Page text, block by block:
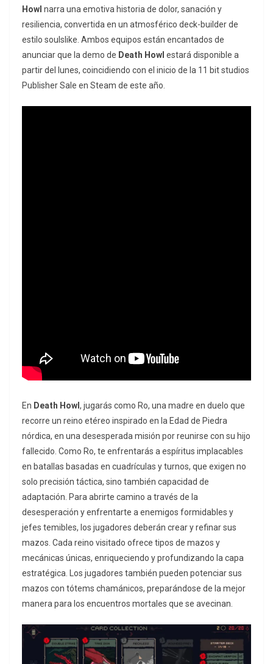
Howl narra una emotiva historia de dolor, sanación y
resiliencia, convertida en un atmosférico deck-builder de
estilo soulslike. Ambos equipos están encantados de
anunciar que la demo de Death Howl estará disponible a
partir del lunes, coincidiendo con el inicio de la 11 bit studios
Publisher Sale en Steam de este año.
En Death Howl , jugarás como Ro, una madre en duelo que
recorre un reino etéreo inspirado en la Edad de Piedra
nórdica, en una desesperada misión por reunirse con su hijo
fallecido. Como Ro, te enfrentarás a espíritus implacables
en batallas basadas en cuadrículas y turnos, que exigen no
solo precisión táctica, sino también capacidad de
adaptación. Para abrirte camino a través de la
desesperación y enfrentarte a enemigos formidables y
jefes temibles, los jugadores deberán crear y refinar sus
mazos. Cada reino visitado ofrece tipos de mazos y
mecánicas únicas, enriqueciendo y profundizando la capa
estratégica. Los jugadores también pueden potenciar sus
mazos con tótems chamánicos, preparándose de la mejor
manera para los encuentros mortales que se avecinan.